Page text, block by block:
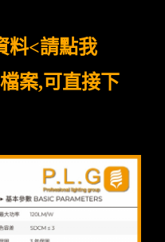
料<請點我
案,可直接下